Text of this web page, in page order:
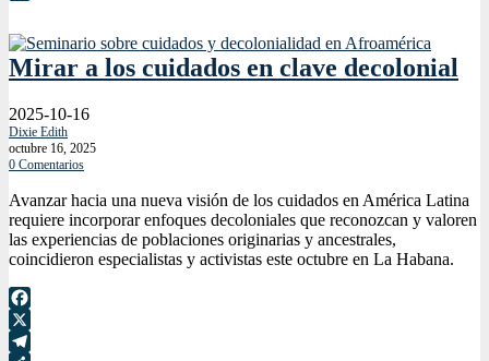
Mirar a los cuidados en clave decolonial
2025-10-16
Dixie Edith
octubre 16, 2025
0 Comentarios
Avanzar hacia una nueva visión de los cuidados en América Latina
requiere incorporar enfoques decoloniales que reconozcan y valoren
las experiencias de poblaciones originarias y ancestrales,
coincidieron especialistas y activistas este octubre en La Habana.
Facebook
X